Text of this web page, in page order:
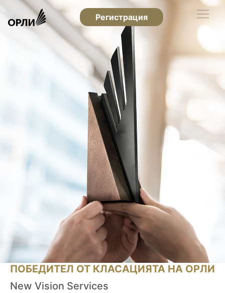
Регистрация
ПОБЕДИТЕЛ ОТ КЛАСАЦИЯТА НА ОРЛИ
New Vision Services